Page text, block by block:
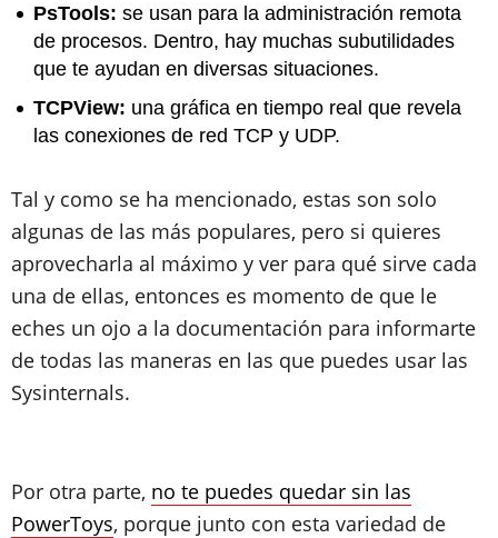
PsTools: se usan para la administración remota
de procesos. Dentro, hay muchas subutilidades
que te ayudan en diversas situaciones.
TCPView: una gráfica en tiempo real que revela
las conexiones de red TCP y UDP.
Tal y como se ha mencionado, estas son solo
algunas de las más populares, pero si quieres
aprovecharla al máximo y ver para qué sirve cada
una de ellas, entonces es momento de que le
eches un ojo a la documentación para informarte
de todas las maneras en las que puedes usar las
Sysinternals.
Por otra parte, no te puedes quedar sin las
PowerToys, porque junto con esta variedad de